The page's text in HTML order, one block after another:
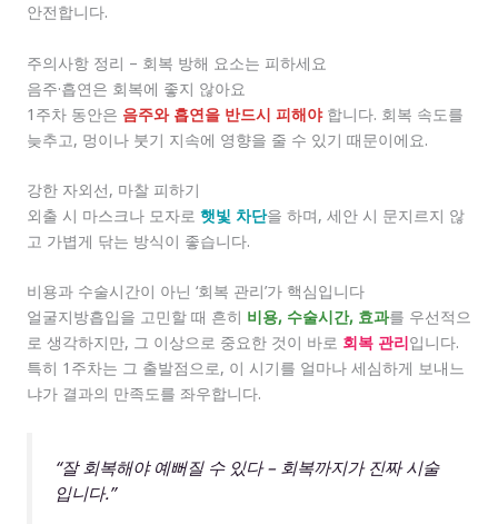
안전합니다.
주의사항 정리 – 회복 방해 요소는 피하세요
음주·흡연은 회복에 좋지 않아요
1주차 동안은 음주와 흡연을 반드시 피해야합니다. 회복 속도를
늦추고, 멍이나 붓기 지속에 영향을 줄 수 있기 때문이에요.
강한 자외선, 마찰 피하기
외출 시 마스크나 모자로 햇빛 차단을 하며, 세안 시 문지르지 않
고 가볍게 닦는 방식이 좋습니다.
비용과 수술시간이 아닌 ‘회복 관리’가 핵심입니다
얼굴지방흡입을 고민할 때 흔히 비용, 수술시간, 효과를 우선적으
로 생각하지만, 그 이상으로 중요한 것이 바로 회복 관리입니다.
특히 1주차는 그 출발점으로, 이 시기를 얼마나 세심하게 보내느
냐가 결과의 만족도를 좌우합니다.
“잘 회복해야 예뻐질 수 있다 – 회복까지가 진짜 시술
입니다.”